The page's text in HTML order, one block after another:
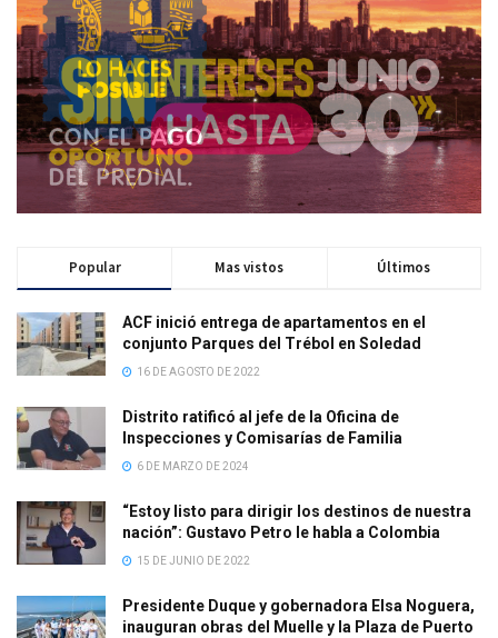
Popular Mas vistos Últimos
ACF inició entrega de apartamentos en el
conjunto Parques del Trébol en Soledad
16 DE AGOSTO DE 2022
Distrito ratificó al jefe de la Oficina de
Inspecciones y Comisarías de Familia
6 DE MARZO DE 2024
“Estoy listo para dirigir los destinos de nuestra
nación”: Gustavo Petro le habla a Colombia
15 DE JUNIO DE 2022
Presidente Duque y gobernadora Elsa Noguera,
inauguran obras del Muelle y la Plaza de Puerto